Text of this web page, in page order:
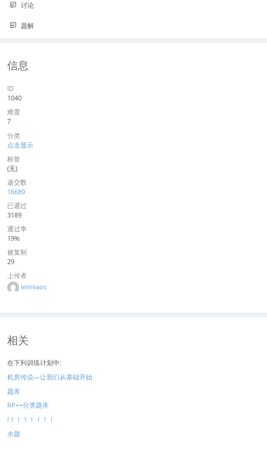
讨论
题解
信息
ID
1040
难度
7
分类
点击显示
标签
(无)
递交数
16689
已通过
3189
通过率
19%
被复制
29
上传者
leimiaos
相关
在下列训练计划中:
机房传说—让我们从基础开始
题库
RP++分类题库
!！！！！！！！
水题